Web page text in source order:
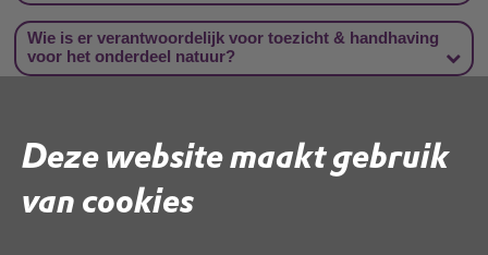
Deze website maakt gebruik
van cookies
Wie is er verantwoordelijk voor toezicht & handhaving
voor het onderdeel natuur?
Wie is het bevoegd gezag als mijn project in meerdere
provincies plaatsvindt of effect heeft?